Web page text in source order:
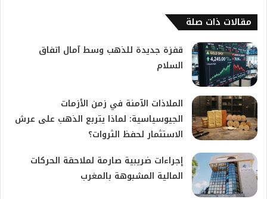
مقالات ذات صلة
قفزة جديدة للذهب وسط آمال اتفاق
السلام
الملاذات الآمنة في زمن الأزمات
الجيوسياسية: لماذا يتربع الذهب على عرش
الاستثمار لحفظ الثروات؟
إجراءات ضريبية صارمة لملاحقة الحركات
المالية المشبوهة بالمغرب